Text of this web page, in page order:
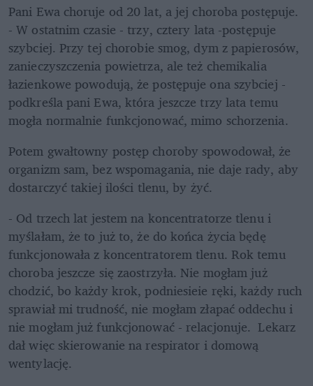
Pani Ewa choruje od 20 lat, a jej choroba postępuje.
- W ostatnim czasie - trzy, cztery lata -postępuje
szybciej. Przy tej chorobie smog, dym z papierosów,
zanieczyszczenia powietrza, ale też chemikalia
łazienkowe powodują, że postępuje ona szybciej -
podkreśla pani Ewa, która jeszcze trzy lata temu
mogła normalnie funkcjonować, mimo schorzenia.
Potem gwałtowny postęp choroby spowodował, że
organizm sam, bez wspomagania, nie daje rady, aby
dostarczyć takiej ilości tlenu, by żyć.
- Od trzech lat jestem na koncentratorze tlenu i
myślałam, że to już to, że do końca życia będę
funkcjonowała z koncentratorem tlenu. Rok temu
choroba jeszcze się zaostrzyła. Nie mogłam już
chodzić, bo każdy krok, podniesieie ręki, każdy ruch
sprawiał mi trudność, nie mogłam złapać oddechu i
nie mogłam już funkcjonować - relacjonuje.  Lekarz
dał więc skierowanie na respirator i domową
wentylację.